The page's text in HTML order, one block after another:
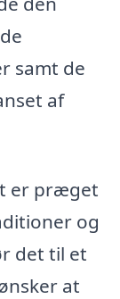
samt de
af
er præget
og
det til et
at